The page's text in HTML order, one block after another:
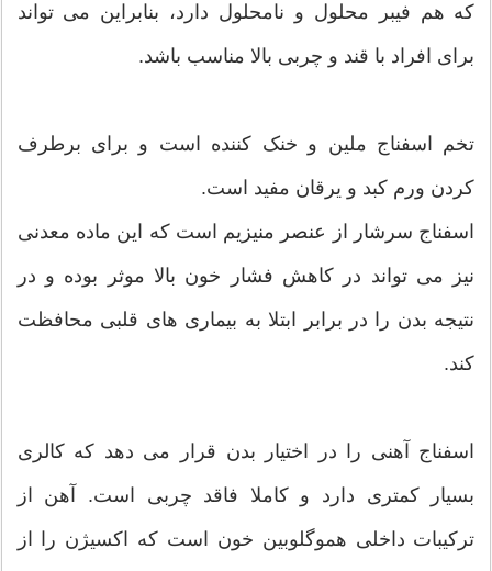
که هم فیبر محلول و نامحلول دارد، بنابراین می تواند
برای افراد با قند و چربی بالا مناسب باشد.
تخم اسفناج ملین و خنک کننده است و برای برطرف
کردن ورم کبد و یرقان مفید است.
اسفناج سرشار از عنصر منیزیم است که این ماده معدنی
نیز می تواند در کاهش فشار خون بالا موثر بوده و در
نتیجه بدن را در برابر ابتلا به بیماری های قلبی محافظت
کند.
اسفناج آهنی را در اختیار بدن قرار می دهد که کالری
بسیار کمتری دارد و کاملا فاقد چربی است. آهن از
ترکیبات داخلی هموگلوبین خون است که اکسیژن را از